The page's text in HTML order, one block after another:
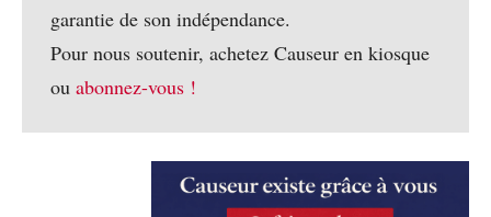
garantie de son indépendance.
Pour nous soutenir, achetez Causeur en kiosque
ou abonnez-vous !